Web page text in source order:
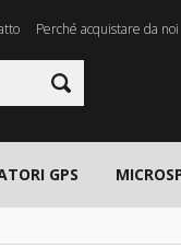
Perché acquistare da noi
GPS